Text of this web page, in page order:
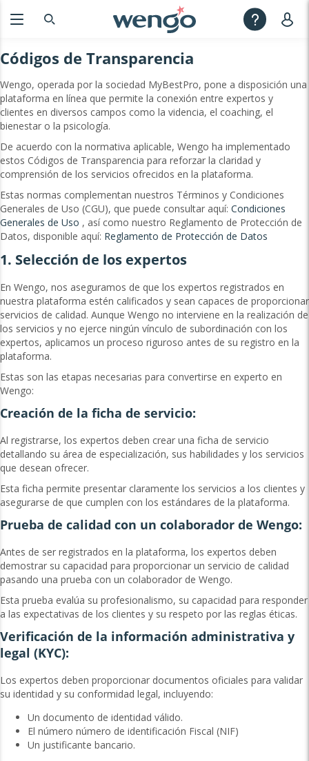
Códigos de Transparencia
Wengo, operada por la sociedad MyBestPro, pone a disposición una
plataforma en línea que permite la conexión entre expertos y
clientes en diversos campos como la videncia, el coaching, el
bienestar o la psicología.
De acuerdo con la normativa aplicable, Wengo ha implementado
estos Códigos de Transparencia para reforzar la claridad y
comprensión de los servicios ofrecidos en la plataforma.
Estas normas complementan nuestros Términos y Condiciones
Generales de Uso (CGU), que puede consultar aquí: Condiciones
Generales de Uso , así como nuestro Reglamento de Protección de
Datos, disponible aquí: Reglamento de Protección de Datos
1. Selección de los expertos
En Wengo, nos aseguramos de que los expertos registrados en
nuestra plataforma estén calificados y sean capaces de proporcionar
servicios de calidad. Aunque Wengo no interviene en la realización de
los servicios y no ejerce ningún vínculo de subordinación con los
expertos, aplicamos un proceso riguroso antes de su registro en la
plataforma.
Estas son las etapas necesarias para convertirse en experto en
Wengo:
Creación de la ficha de servicio:
Al registrarse, los expertos deben crear una ficha de servicio
detallando su área de especialización, sus habilidades y los servicios
que desean ofrecer.
Esta ficha permite presentar claramente los servicios a los clientes y
asegurarse de que cumplen con los estándares de la plataforma.
Prueba de calidad con un colaborador de Wengo:
Antes de ser registrados en la plataforma, los expertos deben
demostrar su capacidad para proporcionar un servicio de calidad
pasando una prueba con un colaborador de Wengo.
Esta prueba evalúa su profesionalismo, su capacidad para responder
a las expectativas de los clientes y su respeto por las reglas éticas.
Verificación de la información administrativa y
legal (KYC):
Los expertos deben proporcionar documentos oficiales para validar
su identidad y su conformidad legal, incluyendo:
Un documento de identidad válido.
El número número de identificación Fiscal (NIF)
Un justificante bancario.